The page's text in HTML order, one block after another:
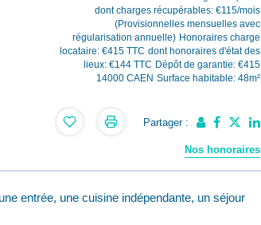
dont charges récupérables: €115/mois
(Provisionnelles mensuelles avec
régularisation annuelle) Honoraires charge
locataire: €415 TTC dont honoraires d'état des
lieux: €144 TTC Dépôt de garantie: €415
14000 CAEN Surface habitable: 48m²
Partager :
Nos honoraires
entrée, une cuisine indépendante, un séjour